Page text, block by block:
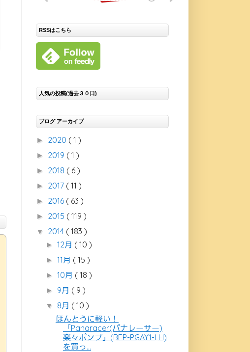
RSSはこちら
人気の投稿(過去３０日)
ブログ アーカイブ
► 2020 ( 1 )
► 2019 ( 1 )
► 2018 ( 6 )
► 2017 ( 11 )
► 2016 ( 63 )
► 2015 ( 119 )
▼ 2014 ( 183 )
►12月 ( 10 )
►11月 ( 15 )
►10月 ( 18 )
► 9月 ( 9 )
▼ 8月 ( 10 )
ほんとうに軽い！
「Panaracer(パナレーサー)
楽々ポンプ」(BFP-PGAY1-LH)
を買っ...